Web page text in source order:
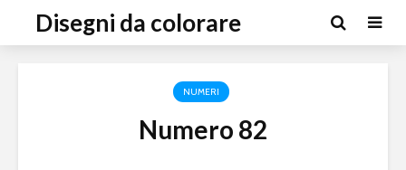
Disegni da colorare
NUMERI
Numero 82